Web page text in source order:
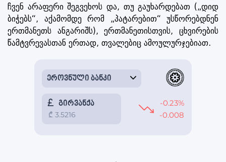
ჩვენ არაფერი შეგვეხოს და, თუ გაუხარდებათ („დიდ
ბიჭებს“, აქამომდე რომ „პატარებით“ უსწორებდნენ
ერთმანეთს ანგარიშს), ერთმანეთისთვის, ცხვირების
წამტვრევასთან ერთად, თვალებიც ამოულურჯებიათ.